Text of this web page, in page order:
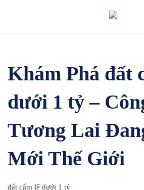
Khám Phá đất
dưới 1 tỷ –
Tương Lai
Mới Thế Giới
đất cẩm lệ dưới 1 tỷ